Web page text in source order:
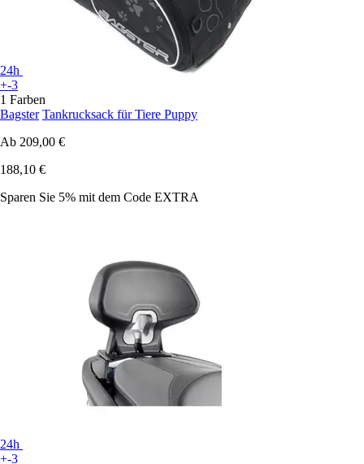
24h
+-3
1 Farben
Bagster Tankrucksack für Tiere Puppy
Ab 209,00 €
188,10 €
Sparen Sie 5% mit dem Code EXTRA
24h
+-3